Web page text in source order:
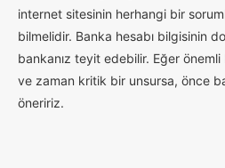
internet sitesinin herhangi bir
bilmelidir. Banka hesabı bilgisinin
bankanız teyit edebilir. Eğer önemli
ve zaman kritik bir unsursa, önce
öneririz.